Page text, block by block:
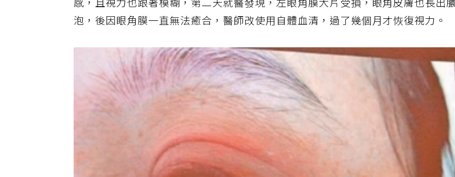
感，且視力也跟著模糊，第二天就醫發現，左眼角膜大片受損，眼角皮膚也長出
泡，後因眼角膜一直無法癒合，醫師改使用自體血清，過了幾個月才恢復視力。